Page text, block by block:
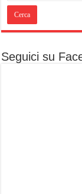
Seguici su